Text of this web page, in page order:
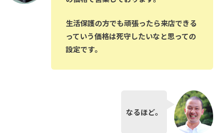
生活保護の方でも頑張ったら来店できる
っていう価格は死守したいなと思っての
設定です。
なるほど。